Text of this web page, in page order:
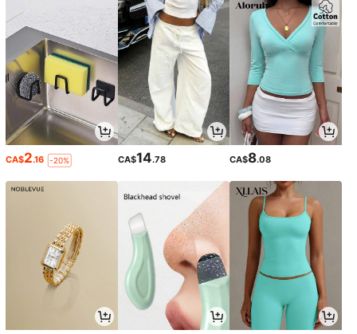
CA$2.16 -20% CA$14.78 CA$8.08